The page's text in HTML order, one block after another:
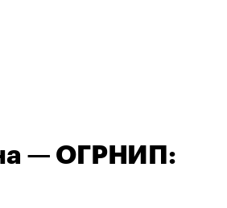
— ОГРНИП: